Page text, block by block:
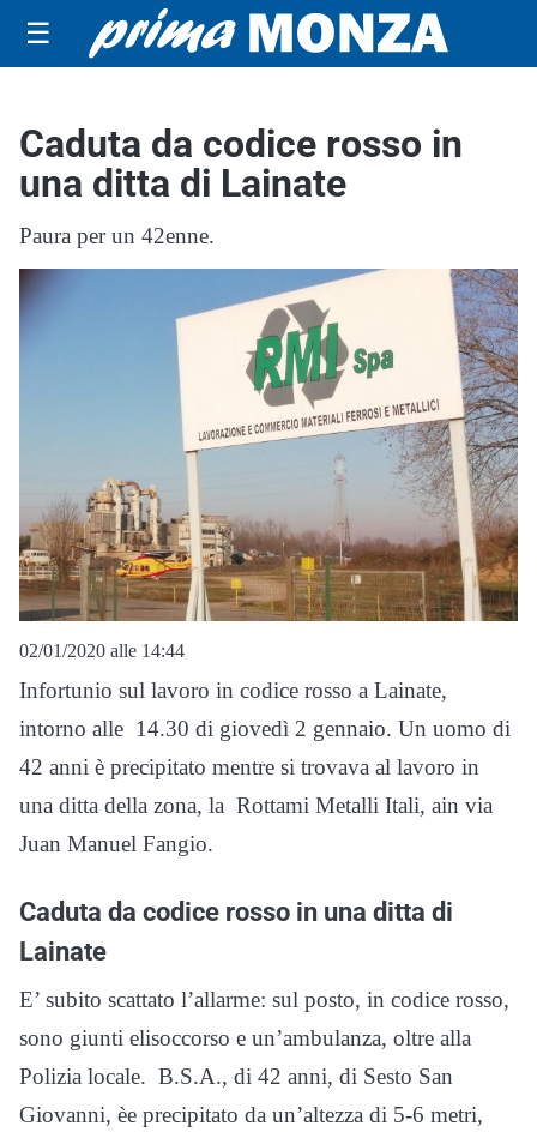
☰
Caduta da codice rosso in
una ditta di Lainate
Paura per un 42enne.
02/01/2020 alle 14:44
Infortunio sul lavoro in codice rosso a Lainate,
intorno alle 14.30 di giovedì 2 gennaio. Un uomo di
42 anni è precipitato mentre si trovava al lavoro in
una ditta della zona, la Rottami Metalli Itali, ain via
Juan Manuel Fangio.
Caduta da codice rosso in una ditta di
Lainate
E’ subito scattato l’allarme: sul posto, in codice rosso,
sono giunti elisoccorso e un’ambulanza, oltre alla
Polizia locale. B.S.A., di 42 anni, di Sesto San
Giovanni, èe precipitato da un’altezza di 5-6 metri,